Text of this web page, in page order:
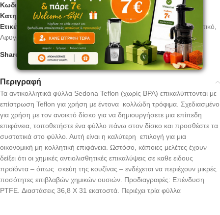
Κωδικός προϊόντος: SDE174A
Κατηγορίες:Αφυγραντές,
Εξαρτήματα αφυγραντών
Ετικέτες: for, SD-P9000, SD-P9150, Sedona vegan, αντικολλητικό
Αφυγραντής
φύλλο
Share:
Περιγραφή
Τα αντικολλητικά φύλλα Sedona Teflon (χωρίς BPA) επικαλύπτονται με
επίστρωση Teflon για χρήση με έντονα κολλώδη τρόφιμα. Σχεδιασμένο
για χρήση με τον ανοικτό δίσκο για να δημιουργήσετε μια επίπεδη
επιφάνεια, τοποθετήστε ένα φύλλο πάνω στον δίσκο και προσθέστε τα
συστατικά στο φύλλο. Αυτή είναι η καλύτερη επιλογή για μια
οικονομική μη κολλητική επιφάνεια. Ωστόσο, κάποιες μελέτες έχουν
δείξει ότι οι χημικές αντιολισθητικές επικαλύψεις σε καθε ειδους
προϊόντα – όπως σκεύη της κουζίνας – ενδέχεται να περιέχουν μικρές
ποσότητες επιβλαβών χημικών ουσιών. Προδιαγραφές: Επένδυση
PTFE. Διαστάσεις 36,8 Χ 31 εκατοστά. Περιέχει τρία φύλλα